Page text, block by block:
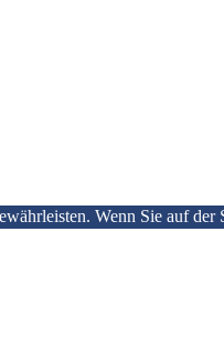
Wenn Sie auf der